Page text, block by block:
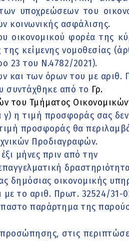
υποχρεώσεων του
κοινωνικής ασφάλισης.
οικονομικού φορέα της
κείμενης νομοθεσίας
23 του Ν.4782/2021).
και των όρων του με αριθ.
συντάχθηκε από το Γρ.
του Τμήματος Οικονομικών
η τιμή προσφοράς σας δεν
προσφοράς θα
Προδιαγραφών.
μήνες πριν από την
δημόσιας οικονομικής
με το αριθ. Πρωτ. 32524/31-
παράρτημα της
στις